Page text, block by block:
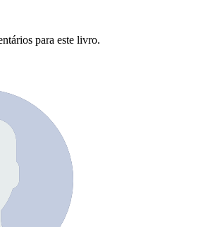
para este livro.